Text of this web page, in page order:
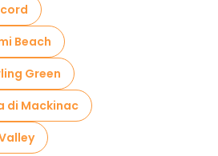
Beach
Green
di Mackinac